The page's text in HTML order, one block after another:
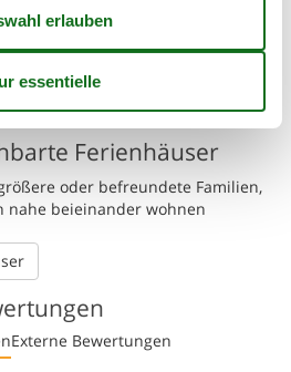
könnte ungenau sein. Die
zu finden.
Ferienhäuser
oder befreundete Familien,
nahe beieinander wohnen
Externe Bewertungen